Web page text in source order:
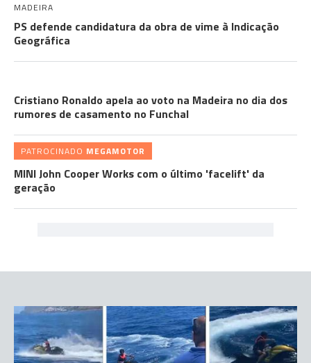
MADEIRA
PS defende candidatura da obra de vime à Indicação
Geográfica
Cristiano Ronaldo apela ao voto na Madeira no dia dos
rumores de casamento no Funchal
PATROCINADO MEGAMOTOR
MINI John Cooper Works com o último 'facelift' da
geração